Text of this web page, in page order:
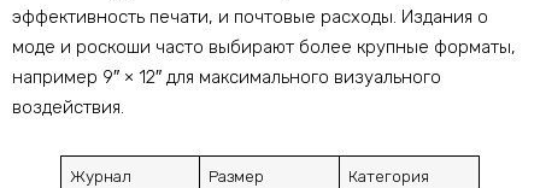
эффективность печати, и почтовые расходы. Издания о
моде и роскоши часто выбирают более крупные форматы,
например 9″ × 12″ для максимального визуального
воздействия.
Журнал Размер Категория